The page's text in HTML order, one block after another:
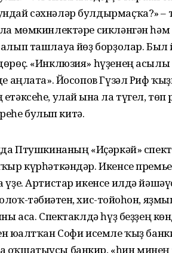
сәхнәләр булдырмаҫҡа?» –
мөмкинлектәре сикләнгән
ташлауға йөҙ борҙолар.
«Инклюзия» һүҙенең
аңлата». Йосопов Гүзәл Риф
улай ғына ла түгел, төп
булып китә.
Птушки­наның «Иҫәркәй»
күрһәткәндәр. Икенсе
үҙе. Артистар икенсе илдә
тәбиғәтен, хис-тойғоһон,
аса. Спектаклдә һүҙ беҙҙең
юғалтҡан Софи исемле ҡыҙ
оҡшатыусы банкир, «һин